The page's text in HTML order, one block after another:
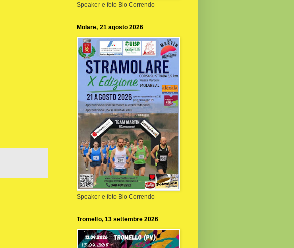
Speaker e foto Bio Correndo
Molare, 21 agosto 2026
Speaker e foto Bio Correndo
Tromello, 13 settembre 2026